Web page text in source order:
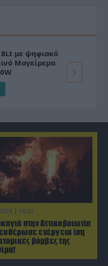
με ψηφιακό
Μαγείρεμα
| 16:02
στην Αττικοβοιωτία
ενέργεια ίση
βόμβες της